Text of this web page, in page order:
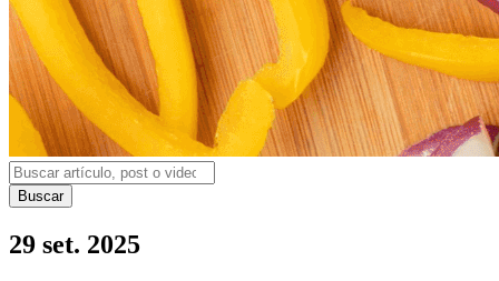
Buscar
29 set. 2025